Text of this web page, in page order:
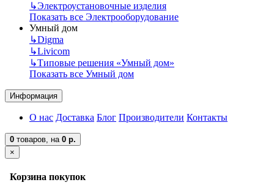
↳Электроустановочные изделия
Показать все Электрооборудование
Умный дом
↳Digma
↳Livicom
↳Типовые решения «Умный дом»
Показать все Умный дом
Информация
О нас Доставка Блог Производители Контакты
0 товаров, на 0 р.
×
Корзина покупок